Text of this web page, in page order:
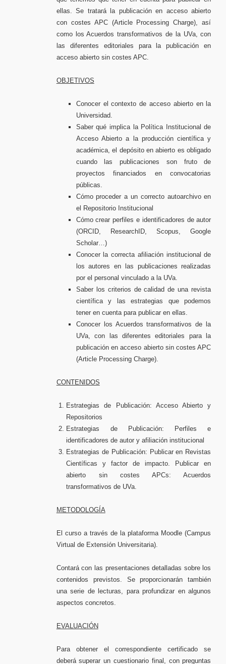
ellas. Se tratará la publicación en acceso abierto
con costes APC (Article Processing Charge), así
como los Acuerdos transformativos de la UVa, con
las diferentes editoriales para la publicación en
acceso abierto sin costes APC.
OBJETIVOS
Conocer el contexto de acceso abierto en la
Universidad.
Saber qué implica la Política Institucional de
Acceso Abierto a la producción científica y
académica, el depósito en abierto es obligado
cuando las publicaciones son fruto de
proyectos financiados en convocatorias
públicas.
Cómo proceder a un correcto autoarchivo en
el Repositorio Institucional
Cómo crear perfiles e identificadores de autor
(ORCID, ResearchID, Scopus, Google
Scholar…)
Conocer la correcta afiliación institucional de
los autores en las publicaciones realizadas
por el personal vinculado a la UVa.
Saber los criterios de calidad de una revista
científica y las estrategias que podemos
tener en cuenta para publicar en ellas.
Conocer los Acuerdos transformativos de la
UVa, con las diferentes editoriales para la
publicación en acceso abierto sin costes APC
(Article Processing Charge).
CONTENIDOS
Estrategias de Publicación: Acceso Abierto y
Repositorios
Estrategias de Publicación: Perfiles e
identificadores de autor y afiliación institucional
Estrategias de Publicación: Publicar en Revistas
Científicas y factor de impacto. Publicar en
abierto sin costes APCs: Acuerdos
transformativos de UVa.
METODOLOGÍA
El curso a través de la plataforma Moodle (Campus
Virtual de Extensión Universitaria).
Contará con las presentaciones detalladas sobre los
contenidos previstos. Se proporcionarán también
una serie de lecturas, para profundizar en algunos
aspectos concretos.
EVALUACIÓN
Para obtener el correspondiente certificado se
deberá superar un cuestionario final, con preguntas